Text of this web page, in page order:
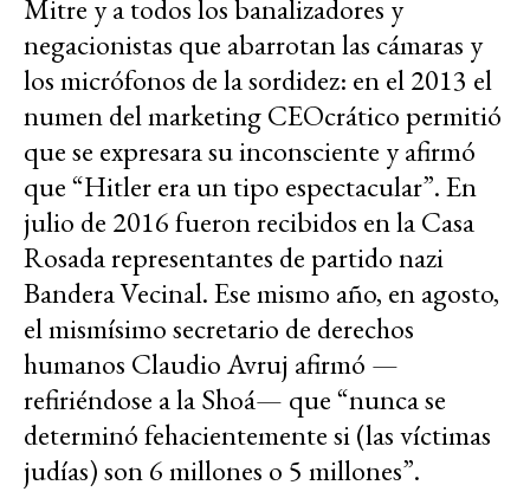
Mitre y a todos los banalizadores y
negacionistas que abarrotan las cámaras y
los micrófonos de la sordidez: en el 2013 el
numen del marketing CEOcrático permitió
que se expresara su inconsciente y afirmó
que “Hitler era un tipo espectacular”. En
julio de 2016 fueron recibidos en la Casa
Rosada representantes de partido nazi
Bandera Vecinal. Ese mismo año, en agosto,
el mismísimo secretario de derechos
humanos Claudio Avruj afirmó —
refiriéndose a la Shoá— que “nunca se
determinó fehacientemente si (las víctimas
judías) son 6 millones o 5 millones”.